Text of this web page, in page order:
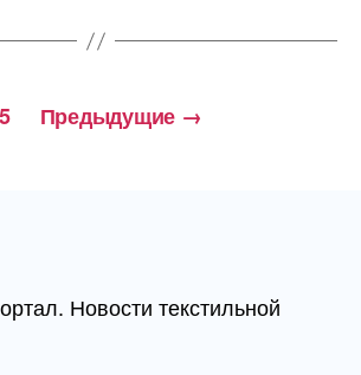
Предыдущие →
Новости текстильной